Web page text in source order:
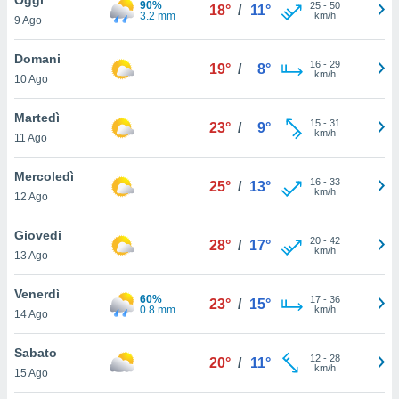
è
al sito
di
ci
di
il
un
la
nella
9 Ago
90%
3.2 mm
18° / 11° 25- 50
km/h
Domani
10 Ago
19° / 8° 16- 29
km/h
Martedì
11 Ago
23° / 9° 15- 31
km/h
Mercoledì
12 Ago
25° / 13° 16- 33
km/h
Giovedi
13 Ago
28° / 17° 20- 42
km/h
Venerdì
14 Ago
60%
0.8 mm
23° / 15° 17- 36
km/h
Sabato
15 Ago
20° / 11° 12- 28
km/h